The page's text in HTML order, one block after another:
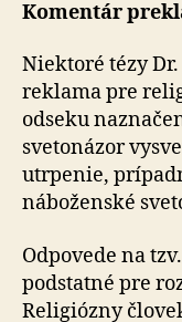
Komentár
Niektoré tézy
reklama pre
odseku
svetonázor
utrpenie,
ná­bo­žen­ské
Odpovede na
podstatné pre
Religiózny